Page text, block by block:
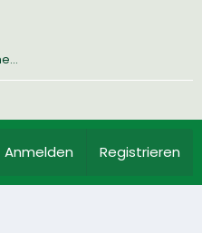
Anmelden Registrieren